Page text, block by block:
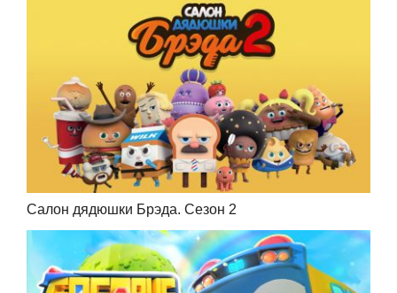
Салон дядюшки Брэда. Сезон 2